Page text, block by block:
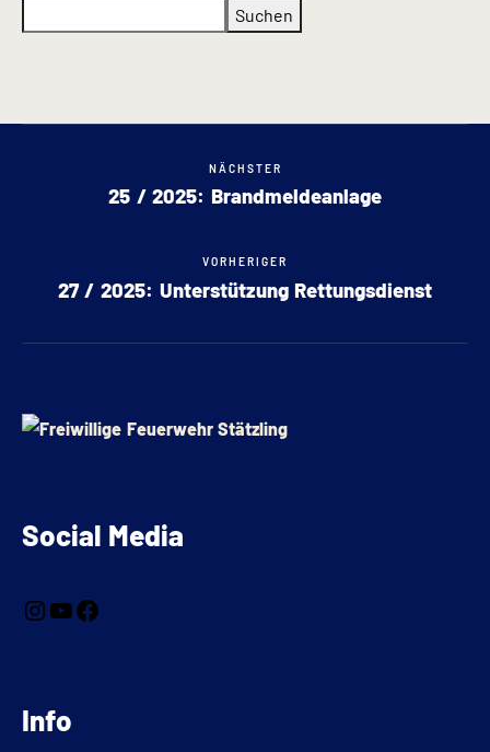
Suchen
NÄCHSTER
25 / 2025: Brandmeldeanlage
VORHERIGER
27 / 2025: Unterstützung Rettungsdienst
Social Media
Info